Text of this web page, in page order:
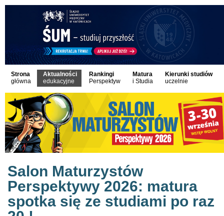
Strona
główna
Aktualności
edukacyjne
Rankingi
Perspektyw
Matura
i Studia
Kierunki studiów
uczelnie
Salon Maturzystów
Perspektywy 2026: matura
spotka się ze studiami po raz